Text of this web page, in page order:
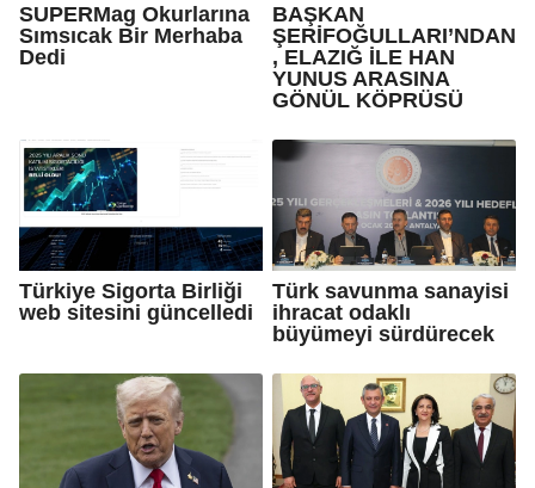
SUPERMag Okurlarına
Sımsıcak Bir Merhaba
Dedi
BAŞKAN
ŞERİFOĞULLARI’NDAN
, ELAZIĞ İLE HAN
YUNUS ARASINA
GÖNÜL KÖPRÜSÜ
Türkiye Sigorta Birliği
web sitesini güncelledi
Türk savunma sanayisi
ihracat odaklı
büyümeyi sürdürecek